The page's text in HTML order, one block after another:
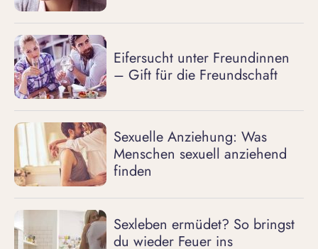
Eifersucht unter Freundinnen
– Gift für die Freundschaft
Sexuelle Anziehung: Was
Menschen sexuell anziehend
finden
Sexleben ermüdet? So bringst
du wieder Feuer ins